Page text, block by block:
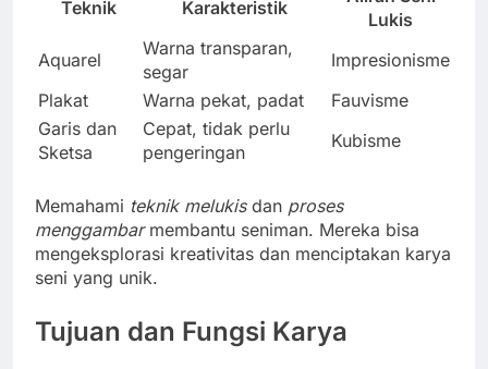
Teknik Karakteristik
Lukis
Aquarel
Warna transparan,
segar
Impresionisme
Plakat
Warna pekat, padat
Fauvisme
Garis dan
Sketsa
Cepat, tidak perlu
pengeringan
Kubisme
Memahami teknik melukisdan proses
menggambarmembantu seniman. Mereka bisa
mengeksplorasi kreativitas dan menciptakan karya
seni yang unik.
Tujuan dan Fungsi Karya